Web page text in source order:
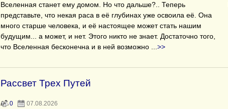
Вселенная станет ему домом. Но что дальше?.. Теперь
представьте, что некая раса в её глубинах уже освоила её. Она
много старше человека, и её настоящее может стать нашим
будущим... а может, и нет. Этого никто не знает. Достаточно того,
что Вселенная бесконечна и в ней возможно
>>
Рассвет Трех Путей
0 07.08.2026